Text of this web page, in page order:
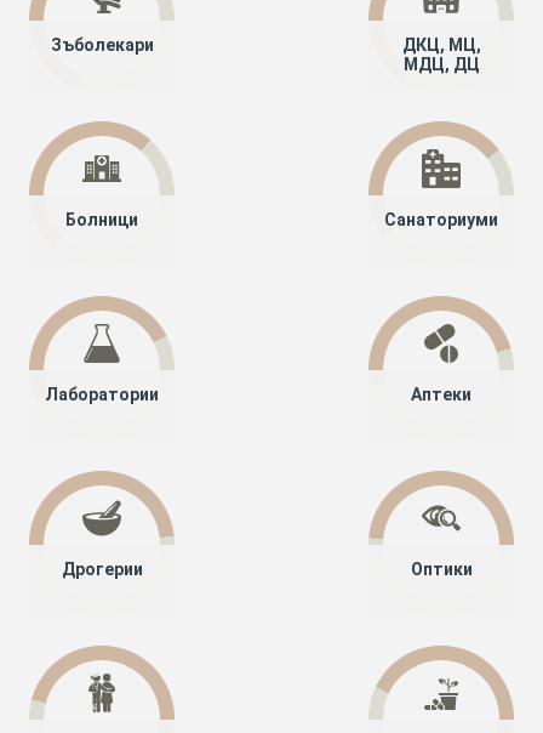
Зъболекари
ДКЦ, МЦ,
МДЦ, ДЦ
Болници Санаториуми
Лаборатории Аптеки
Дрогерии Оптики